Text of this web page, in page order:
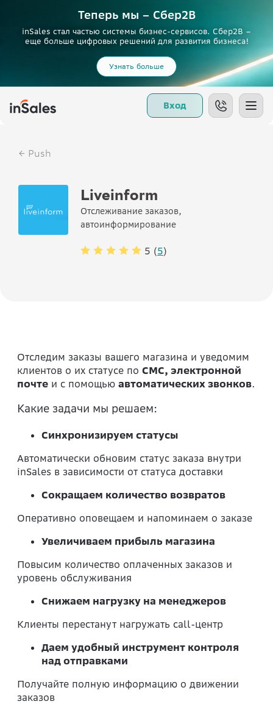
Теперь мы – Сбер2B
inSales стал частью системы бизнес-сервисов. Сбер2В –
еще больше цифровых решений для развития бизнеса!
Узнать больше
Вход
Push
Liveinform
Отслеживание заказов,
автоинформирование
5 (5)
Отследим заказы вашего магазина и уведомим
клиентов о их статусе по СМС, электронной
почте и с помощью автоматических звонков.
Какие задачи мы решаем:
Синхронизируем статусы
Автоматически обновим статус заказа внутри
inSales в зависимости от статуса доставки
Сокращаем количество возвратов
Оперативно оповещаем и напоминаем о заказе
Увеличиваем прибыль магазина
Повысим количество оплаченных заказов и
уровень обслуживания
Снижаем нагрузку на менеджеров
Клиенты перестанут нагружать call-центр
Даем удобный инструмент контроля
над отправками
Получайте полную информацию о движении
заказов